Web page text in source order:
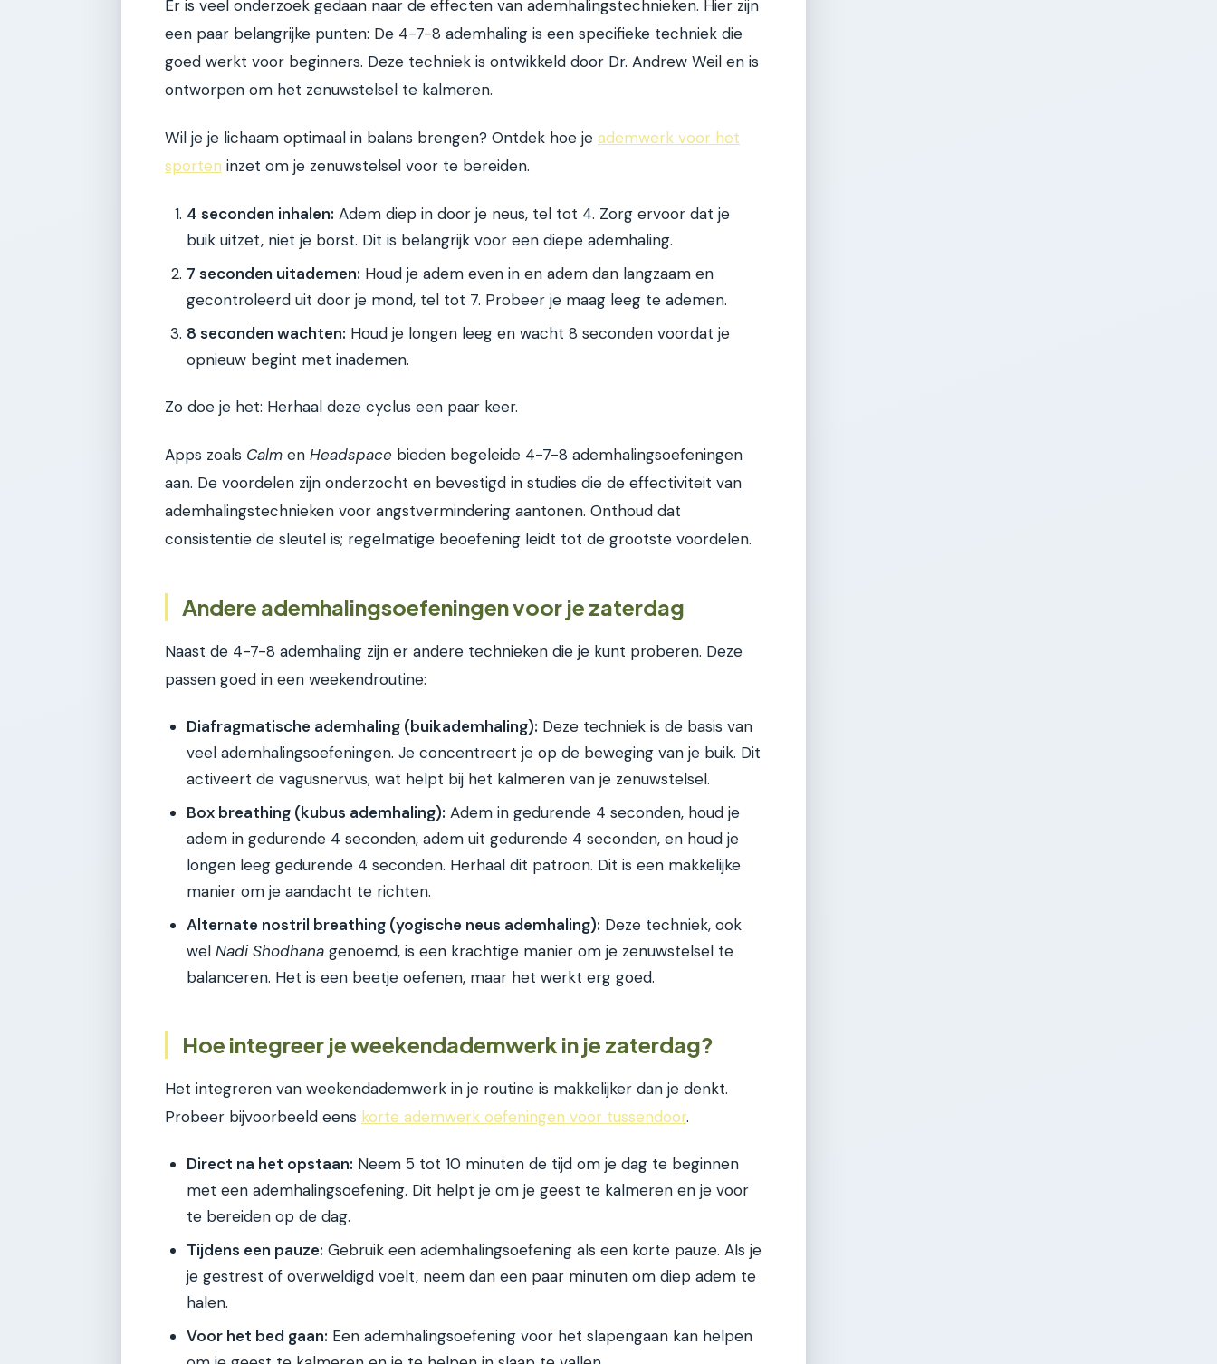
Er is veel onderzoek gedaan naar de effecten van ademhalingstechnieken. Hier zijn
een paar belangrijke punten: De 4-7-8 ademhaling is een specifieke techniek die
goed werkt voor beginners. Deze techniek is ontwikkeld door Dr. Andrew Weil en is
ontworpen om het zenuwstelsel te kalmeren.
Wil je je lichaam optimaal in balans brengen? Ontdek hoe je ademwerk voor het
sporten inzet om je zenuwstelsel voor te bereiden.
4 seconden inhalen: Adem diep in door je neus, tel tot 4. Zorg ervoor dat je
buik uitzet, niet je borst. Dit is belangrijk voor een diepe ademhaling.
7 seconden uitademen: Houd je adem even in en adem dan langzaam en
gecontroleerd uit door je mond, tel tot 7. Probeer je maag leeg te ademen.
8 seconden wachten: Houd je longen leeg en wacht 8 seconden voordat je
opnieuw begint met inademen.
Zo doe je het: Herhaal deze cyclus een paar keer.
Apps zoals Calm en Headspace bieden begeleide 4-7-8 ademhalingsoefeningen
aan. De voordelen zijn onderzocht en bevestigd in studies die de effectiviteit van
ademhalingstechnieken voor angstvermindering aantonen. Onthoud dat
consistentie de sleutel is; regelmatige beoefening leidt tot de grootste voordelen.
Andere ademhalingsoefeningen voor je zaterdag
Naast de 4-7-8 ademhaling zijn er andere technieken die je kunt proberen. Deze
passen goed in een weekendroutine:
Diafragmatische ademhaling (buikademhaling): Deze techniek is de basis van
veel ademhalingsoefeningen. Je concentreert je op de beweging van je buik. Dit
activeert de vagusnervus, wat helpt bij het kalmeren van je zenuwstelsel.
Box breathing (kubus ademhaling): Adem in gedurende 4 seconden, houd je
adem in gedurende 4 seconden, adem uit gedurende 4 seconden, en houd je
longen leeg gedurende 4 seconden. Herhaal dit patroon. Dit is een makkelijke
manier om je aandacht te richten.
Alternate nostril breathing (yogische neus ademhaling): Deze techniek, ook
wel Nadi Shodhana genoemd, is een krachtige manier om je zenuwstelsel te
balanceren. Het is een beetje oefenen, maar het werkt erg goed.
Hoe integreer je weekendademwerk in je zaterdag?
Het integreren van weekendademwerk in je routine is makkelijker dan je denkt.
Probeer bijvoorbeeld eens korte ademwerk oefeningen voor tussendoor.
Direct na het opstaan: Neem 5 tot 10 minuten de tijd om je dag te beginnen
met een ademhalingsoefening. Dit helpt je om je geest te kalmeren en je voor
te bereiden op de dag.
Tijdens een pauze: Gebruik een ademhalingsoefening als een korte pauze. Als je
je gestrest of overweldigd voelt, neem dan een paar minuten om diep adem te
halen.
Voor het bed gaan: Een ademhalingsoefening voor het slapengaan kan helpen